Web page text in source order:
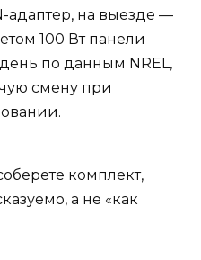
адаптер, на выезде —
100 Вт панели
по данным NREL,
смену при
комплект,
а не «как